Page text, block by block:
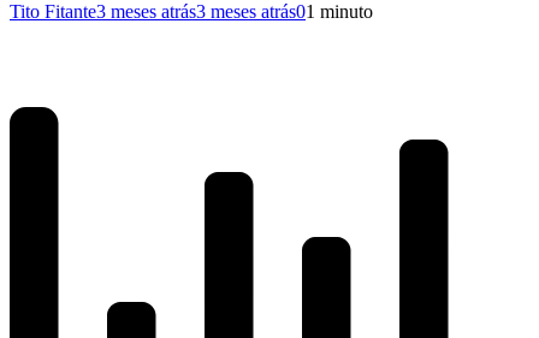
Tito Fitante3 meses atrás3 meses atrás01 minuto